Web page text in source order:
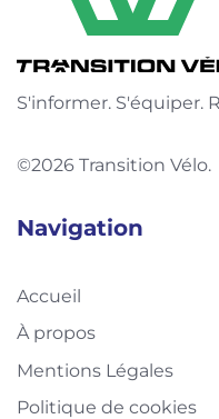
S'informer. S'équiper.
©2026 Transition Vélo.
Navigation
Accueil
À propos
Mentions Légales
Politique de cookies